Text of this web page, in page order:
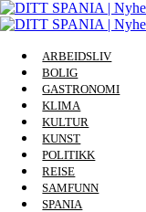
ARBEIDSLIV
BOLIG
GASTRONOMI
KLIMA
KULTUR
KUNST
POLITIKK
REISE
SAMFUNN
SPANIA